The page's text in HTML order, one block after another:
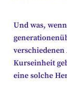
Und was,
Kurseinheit
eine solche